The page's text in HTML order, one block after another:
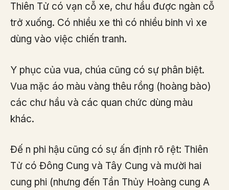
Thiên Tử có vạn cỗ xe, chư hầu được ngàn cỗ
trở xuống. Có nhiều xe thì có nhiều binh vì xe
dùng vào việc chiến tranh.
Y phục của vua, chúa cũng có sự phân biệt.
Vua mặc áo màu vàng thêu rồng (hoàng bào)
các chư hầu và các quan chức dùng màu
khác.
Đế n phi hậu cũng có sự ấn định rõ rệt: Thiên
Tử có Đông Cung và Tây Cung và mười hai
cung phi (nhưng đến Tần Thủy Hoàng cung A